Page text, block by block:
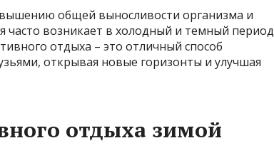
общей выносливости организма и
часто возникает в холодный и темный период
отдыха – это отличный способ
открывая новые горизонты и улучшая
отдыха зимой